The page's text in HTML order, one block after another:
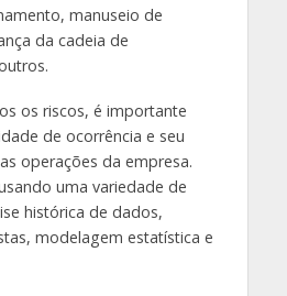
manuseio de
da cadeia de
os riscos, é importante
de ocorrência e seu
operações da empresa.
uma variedade de
histórica de dados,
modelagem estatística e